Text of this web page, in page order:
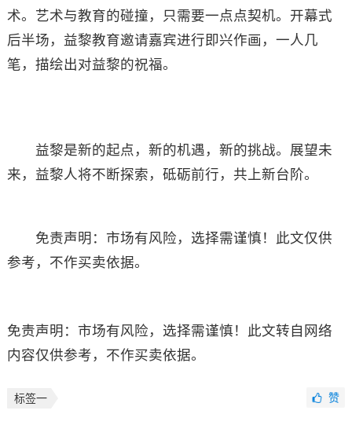
术。艺术与教育的碰撞，只需要一点点契机。开幕式
后半场，益黎教育邀请嘉宾进行即兴作画，一人几
笔，描绘出对益黎的祝福。
益黎是新的起点，新的机遇，新的挑战。展望未
来，益黎人将不断探索，砥砺前行，共上新台阶。
免责声明：市场有风险，选择需谨慎！此文仅供
参考，不作买卖依据。
免责声明：市场有风险，选择需谨慎！此文转自网络
内容仅供参考，不作买卖依据。
标签一 赞